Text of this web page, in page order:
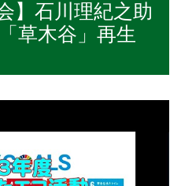
】石川理紀之助
草木谷」再生